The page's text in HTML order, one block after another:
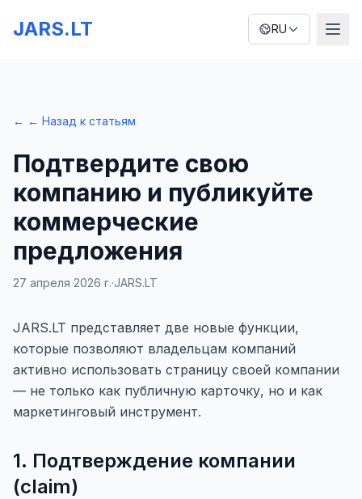
JARS.LT RU
← ← Назад к статьям
Подтвердите свою
компанию и публикуйте
коммерческие
предложения
27 апреля 2026 г.·JARS.LT
JARS.LT представляет две новые функции,
которые позволяют владельцам компаний
активно использовать страницу своей компании
— не только как публичную карточку, но и как
маркетинговый инструмент.
1. Подтверждение компании
(claim)